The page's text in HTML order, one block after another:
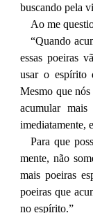
buscando pela
Ao me
“Quando
essas poeiras
usar o espírito
Mesmo que
acumular mais
imediatamente,
Para que
mente, não
mais poeiras
poeiras que
no espírito.”